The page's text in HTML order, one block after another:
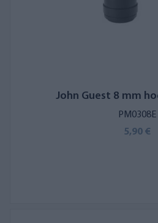
John Guest 8 mm
PM0308E
5,90 €